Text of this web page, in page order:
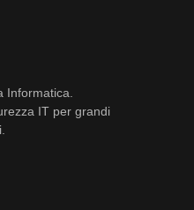
Informatica.
IT per grandi